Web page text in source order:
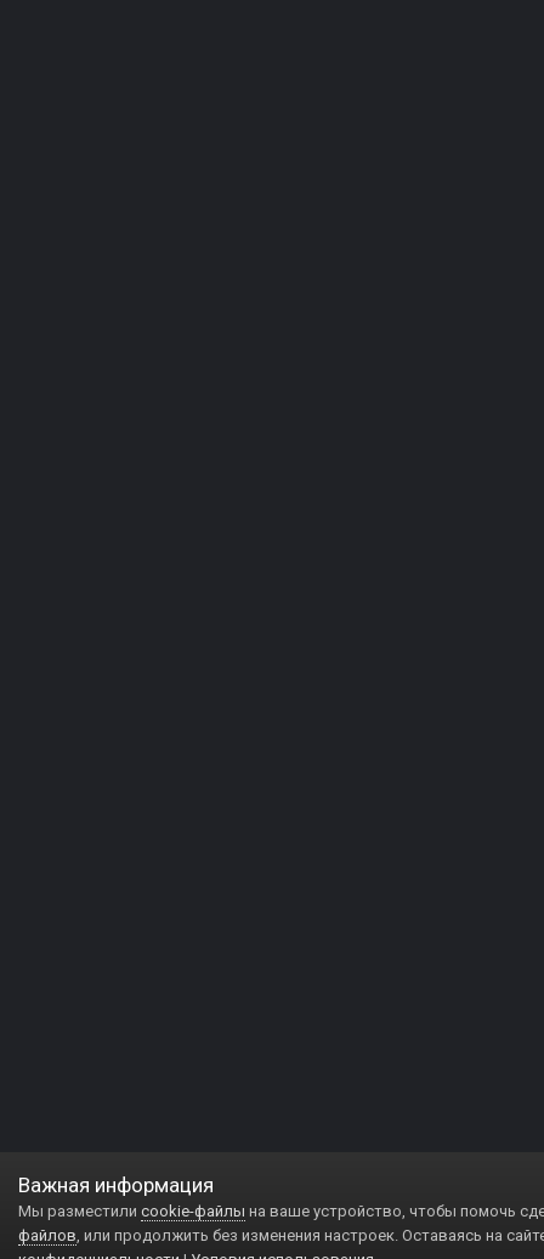
Важная информация
Мы разместили cookie-файлы на ваше устройство, чтобы помочь
файлов, или продолжить без изменения настроек. Оставаясь на